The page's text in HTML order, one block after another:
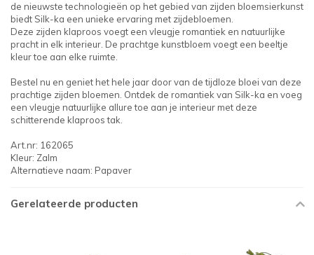
de nieuwste technologieën op het gebied van zijden bloemsierkunst
biedt Silk-ka een unieke ervaring met zijdebloemen.
Deze zijden klaproos voegt een vleugje romantiek en natuurlijke
pracht in elk interieur. De prachtge kunstbloem voegt een beeltje
kleur toe aan elke ruimte.
Bestel nu en geniet het hele jaar door van de tijdloze bloei van deze
prachtige zijden bloemen. Ontdek de romantiek van Silk-ka en voeg
een vleugje natuurlijke allure toe aan je interieur met deze
schitterende klaproos tak.
Art.nr: 162065
Kleur: Zalm
Alternatieve naam: Papaver
Gerelateerde producten